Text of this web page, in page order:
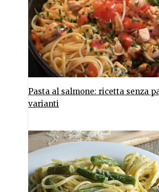
Pasta al salmone: ricetta senza
varianti